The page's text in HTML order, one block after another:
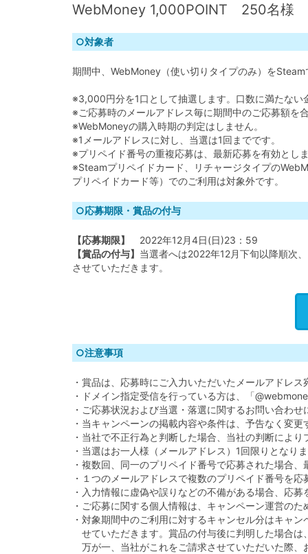
WebMoney 1,000POINT 250名様
○対象者
期間中、WebMoney（使い切りタイプのみ）を
※3,000円分を1口として抽選します。口数に満たない
※ご応募時のメールアドレス毎に期間中のご応募額を
※WebMoneyの購入時期の判定はしません。
※1メールアドレスに対し、当選は1回までです。
※プリペイド番号の重複応募は、最新応募を有効とし
※Steamプリペイドカード、リチャージタイプの
プリペイドカード等）でのご利用は対象外です。
○応募期限・賞品の付与
【応募期限】
2022年12月4日(日)23：59
【賞品の付与】 当選者へは2022年12月下旬以降順次
させていただきます。
○注意事項
・賞品は、応募時にご入力いただいたメールアドレ
・ドメイン指定受信を行っている方は、「
・ご応募状況および当選・落選に関するお問い合わ
・当キャンペーンの掲載内容や条件は、予告なく変
・当社で不正行為と判断した場合、当社の判断によ
・当選はお一人様（メールアドレス）1回限りとなり
・複数回、同一のプリペイド番号で応募された場合
・１つのメールアドレスで複数のプリペイド番号を
・入力情報に虚偽や誤りなどの不備がある場合、応
・ご応募に関する個人情報は、キャンペーン運営の
・対象期間中のご利用に対するキャンセル分はキャ
せていただきます。賞品の付与後に判明した場合
万が一、当社がこれをご請求させていただいた際